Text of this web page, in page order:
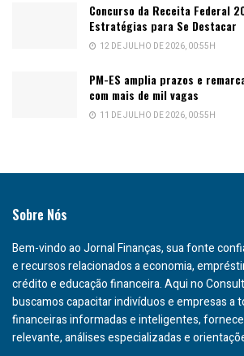
Concurso da Receita Federal
Estratégias para Se Destacar
12 DE JULHO DE 2026, 00:55H
PM-ES amplia prazos e
com mais de mil vagas
11 DE JULHO DE 2026, 00:55H
Sobre Nós
Bem-vindo ao Jornal Finanças, sua fonte
e recursos relacionados a economia,
crédito e educação financeira. Aqui no
buscamos capacitar indivíduos e empresas a
financeiras informadas e inteligentes,
relevante, análises especializadas e